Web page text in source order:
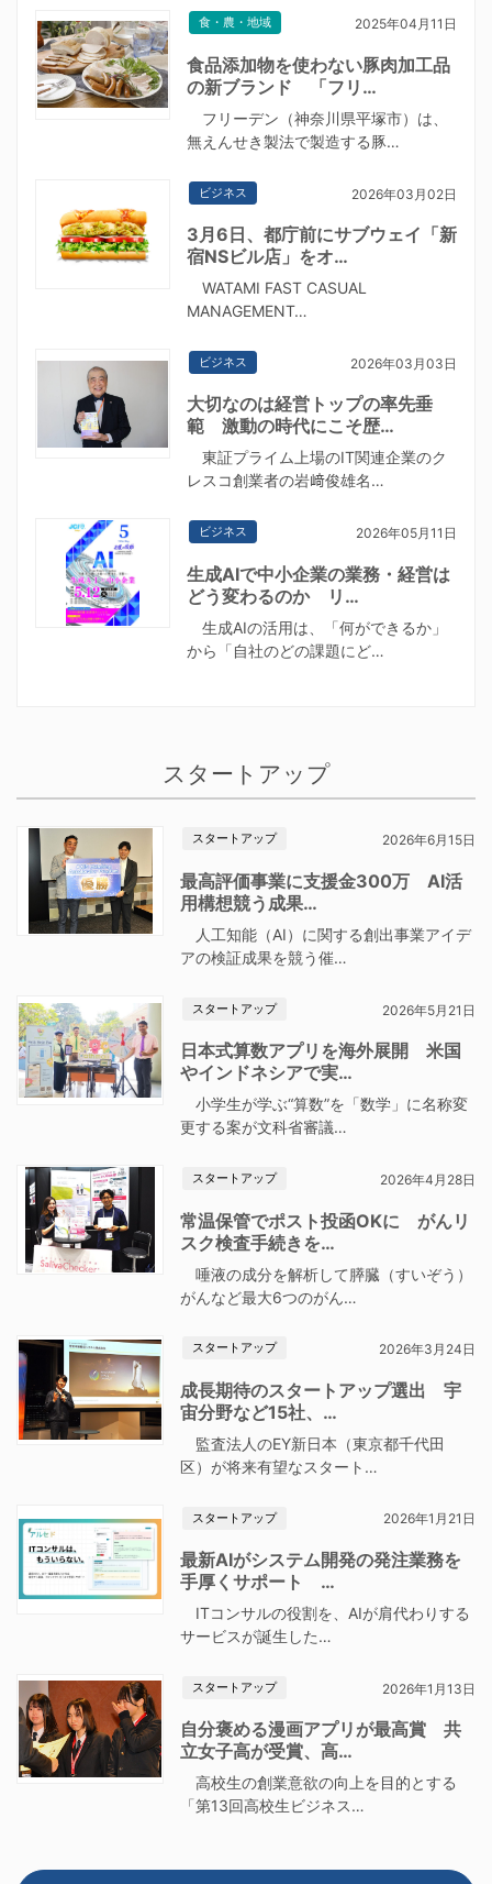
食・農・地域 2025年04月11日
食品添加物を使わない豚肉加工品
の新ブランド 「フリ…
フリーデン（神奈川県平塚市）は、
無えんせき製法で製造する豚…
ビジネス 2026年03月02日
3月6日、都庁前にサブウェイ「新
宿NSビル店」をオ…
WATAMI FAST CASUAL
MANAGEMENT…
ビジネス 2026年03月03日
大切なのは経営トップの率先垂
範 激動の時代にこそ歴…
東証プライム上場のIT関連企業のク
レスコ創業者の岩﨑俊雄名…
ビジネス 2026年05月11日
生成AIで中小企業の業務・経営は
どう変わるのか リ…
生成AIの活用は、「何ができるか」
から「自社のどの課題にど…
スタートアップ
スタートアップ 2026年6月15日
最高評価事業に支援金300万 AI活
用構想競う成果…
人工知能（AI）に関する創出事業アイデ
アの検証成果を競う催…
スタートアップ 2026年5月21日
日本式算数アプリを海外展開 米国
やインドネシアで実…
小学生が学ぶ“算数”を「数学」に名称変
更する案が文科省審議…
スタートアップ 2026年4月28日
常温保管でポスト投函OKに がんリ
スク検査手続きを…
唾液の成分を解析して膵臓（すいぞう）
がんなど最大6つのがん…
スタートアップ 2026年3月24日
成長期待のスタートアップ選出 宇
宙分野など15社、…
監査法人のEY新日本（東京都千代田
区）が将来有望なスタート…
スタートアップ 2026年1月21日
最新AIがシステム開発の発注業務を
手厚くサポート …
ITコンサルの役割を、AIが肩代わりする
サービスが誕生した…
スタートアップ 2026年1月13日
自分褒める漫画アプリが最高賞 共
立女子高が受賞、高…
高校生の創業意欲の向上を目的とする
「第13回高校生ビジネス…